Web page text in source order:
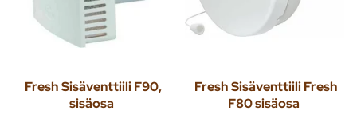
FreshSisäventtiili F90,
sisäosa
Fresh Sisäventtiili Fresh
F80 sisäosa